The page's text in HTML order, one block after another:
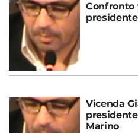
Confronto
Vicenda
Marino